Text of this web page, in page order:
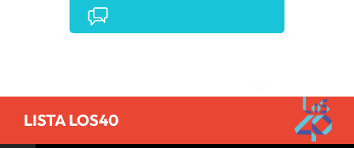
EVENTOS MUSICALES
•RADIO•AGENDA•PRISA MEDIA•
COMUNICACIÓN•COMUNICACIÓN•
LISTA LOS40